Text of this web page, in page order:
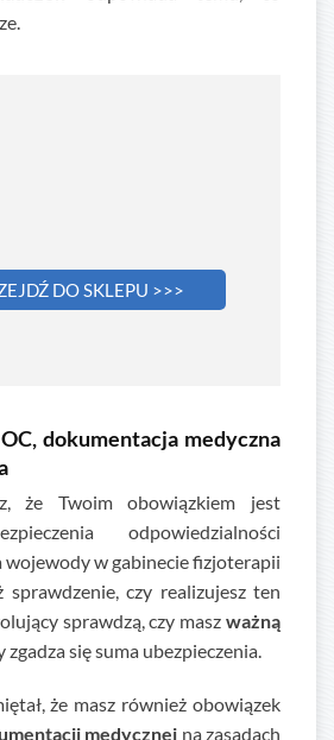
DO SKLEPU >>>
dokumentacja medyczna
że Twoim obowiązkiem jest
odpowiedzialności
w gabinecie fizjoterapii
sprawdzenie, czy realizujesz ten
sprawdzą, czy masz ważną
zgadza się suma ubezpieczenia.
że masz również obowiązek
medycznej na zasadach